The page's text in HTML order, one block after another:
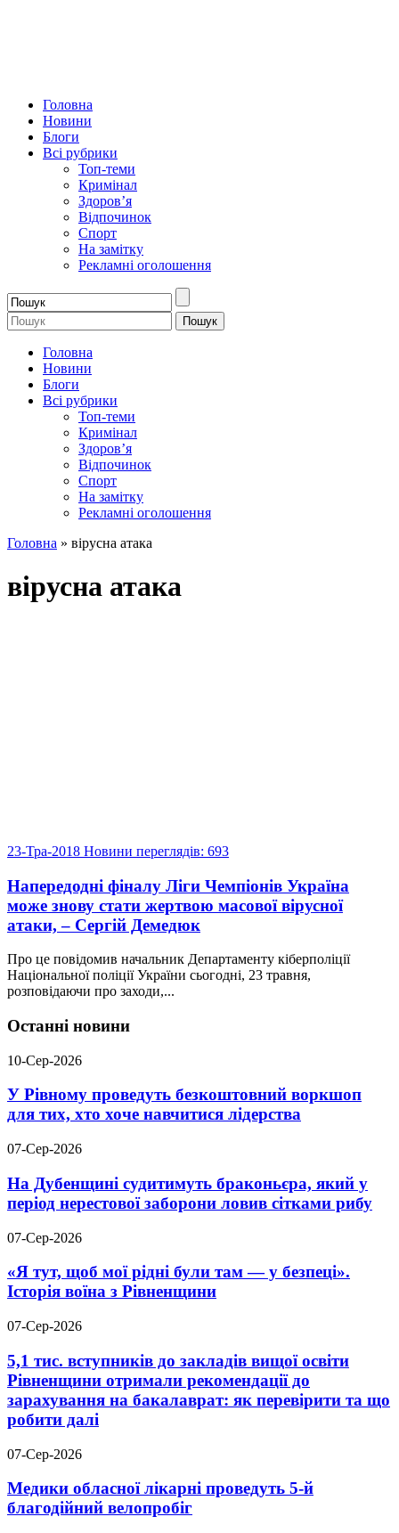
Головна
Новини
Блоги
Всі рубрики
Топ-теми
Кримінал
Здоров’я
Відпочинок
Спорт
На замітку
Рекламні оголошення
Головна
Новини
Блоги
Всі рубрики
Топ-теми
Кримінал
Здоров’я
Відпочинок
Спорт
На замітку
Рекламні оголошення
Головна » вірусна атака
вірусна атака
23-Тра-2018 Новини переглядів: 693
Напередодні фіналу Ліги Чемпіонів Україна
може знову стати жертвою масової вірусної
атаки, – Сергій Демедюк
Про це повідомив начальник Департаменту кіберполіції
Національної поліції України сьогодні, 23 травня,
розповідаючи про заходи,...
Останні новини
10-Сер-2026
У Рівному проведуть безкоштовний воркшоп
для тих, хто хоче навчитися лідерства
07-Сер-2026
На Дубенщині судитимуть браконьєра, який у
період нерестової заборони ловив сітками рибу
07-Сер-2026
«Я тут, щоб мої рідні були там — у безпеці».
Історія воїна з Рівненщини
07-Сер-2026
5,1 тис. вступників до закладів вищої освіти
Рівненщини отримали рекомендації до
зарахування на бакалаврат: як перевірити та що
робити далі
07-Сер-2026
Медики обласної лікарні проведуть 5-й
благодійний велопробіг